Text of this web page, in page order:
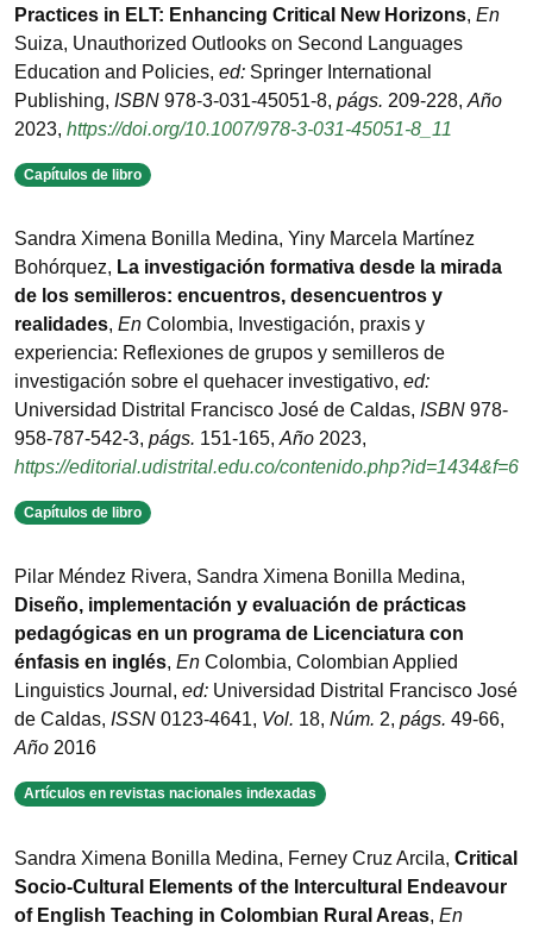
Practices in ELT: Enhancing Critical New Horizons, En
Suiza, Unauthorized Outlooks on Second Languages
Education and Policies, ed: Springer International
Publishing, ISBN 978-3-031-45051-8, págs. 209-228, Año
2023, https://doi.org/10.1007/978-3-031-45051-8_11
Capítulos de libro
Sandra Ximena Bonilla Medina, Yiny Marcela Martínez
Bohórquez, La investigación formativa desde la mirada
de los semilleros: encuentros, desencuentros y
realidades, En Colombia, Investigación, praxis y
experiencia: Reflexiones de grupos y semilleros de
investigación sobre el quehacer investigativo, ed:
Universidad Distrital Francisco José de Caldas, ISBN 978-
958-787-542-3, págs. 151-165, Año 2023,
https://editorial.udistrital.edu.co/contenido.php?id=1434&f=6
Capítulos de libro
Pilar Méndez Rivera, Sandra Ximena Bonilla Medina,
Diseño, implementación y evaluación de prácticas
pedagógicas en un programa de Licenciatura con
énfasis en inglés, En Colombia, Colombian Applied
Linguistics Journal , ed: Universidad Distrital Francisco José
de Caldas, ISSN 0123-4641, Vol. 18, Núm. 2, págs. 49-66,
Año 2016
Artículos en revistas nacionales indexadas
Sandra Ximena Bonilla Medina, Ferney Cruz Arcila, Critical
Socio-Cultural Elements of the Intercultural Endeavour
of English Teaching in Colombian Rural Areas, En